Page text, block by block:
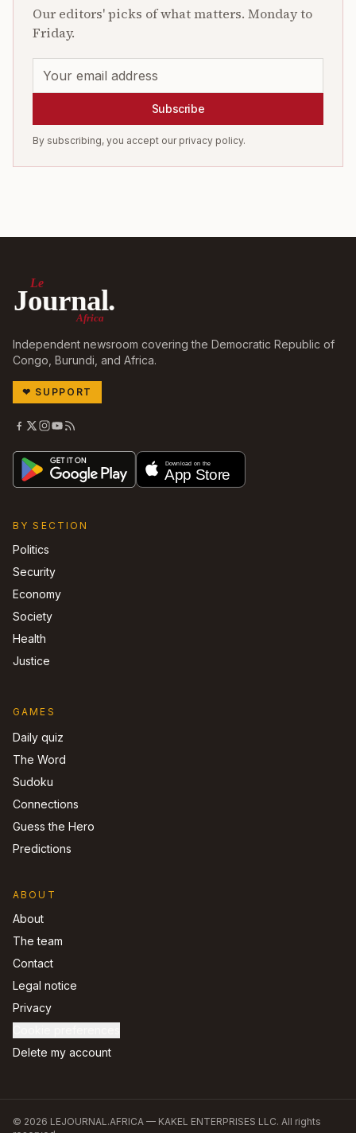
Our editors' picks of what matters. Monday to
Friday.
Subscribe
By subscribing, you accept our privacy policy.
Le
Journal.
Africa
Independent newsroom covering the Democratic Republic of
Congo, Burundi, and Africa.
❤ SUPPORT
BY SECTION
Politics
Security
Economy
Society
Health
Justice
GAMES
Daily quiz
The Word
Sudoku
Connections
Guess the Hero
Predictions
ABOUT
About
The team
Contact
Legal notice
Privacy
Delete my account
© 2026 LEJOURNAL.AFRICA — KAKEL ENTERPRISES LLC. All rights